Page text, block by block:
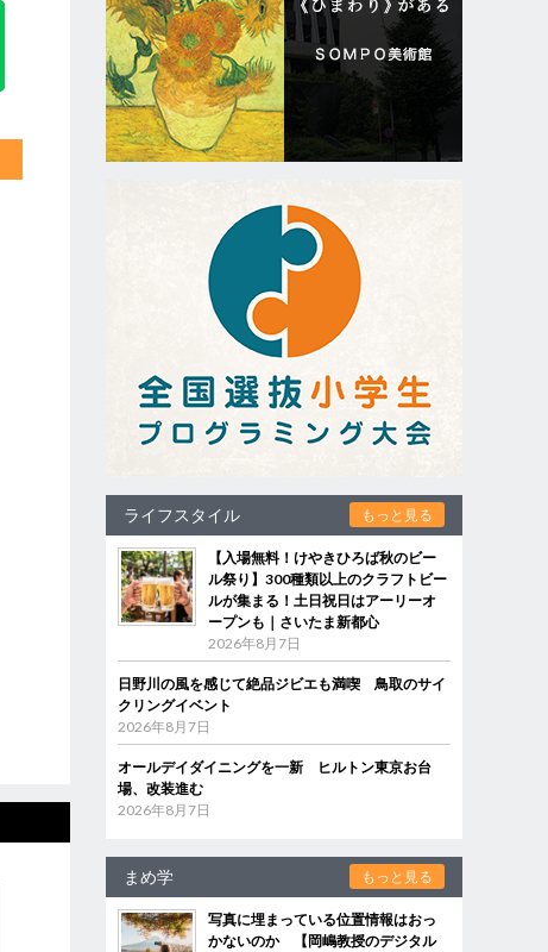
ライフスタイル もっと見る
【入場無料！けやきひろば秋のビー
ル祭り】300種類以上のクラフトビー
ルが集まる！土日祝日はアーリーオ
ープンも｜さいたま新都心
2026年8月7日
日野川の風を感じて絶品ジビエも満喫 鳥取のサイ
クリングイベント
2026年8月7日
オールデイダイニングを一新 ヒルトン東京お台
場、改装進む
2026年8月7日
まめ学 もっと見る
写真に埋まっている位置情報はおっ
かないのか 【岡嶋教授のデジタル